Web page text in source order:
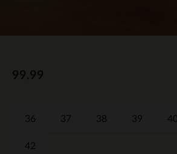
99.99
36 37 38 39 40
42